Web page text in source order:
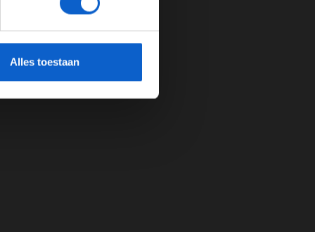
Alles toestaan